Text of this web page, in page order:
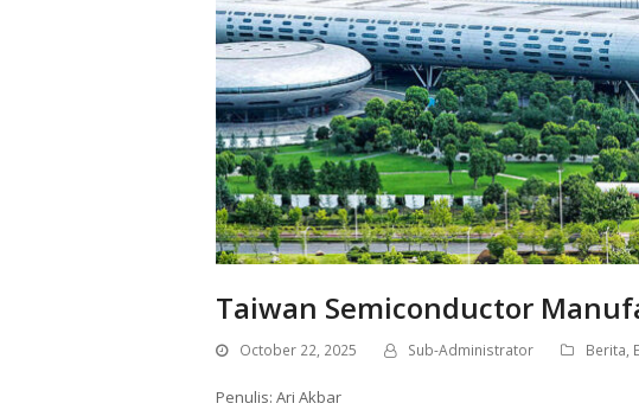
Taiwan Semiconductor
October 22, 2025 Sub-Administrator Berita,
Penulis: Ari Akbar